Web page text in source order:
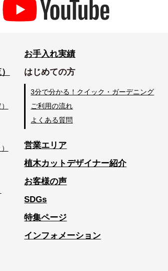
お手入れ実績
はじめての方
3分で分かる！クイック・ガーデニング
ご利用の流れ
よくある質問
営業エリア
植木カットデザイナー紹介
お客様の声
SDGs
特集ページ
インフォメーション